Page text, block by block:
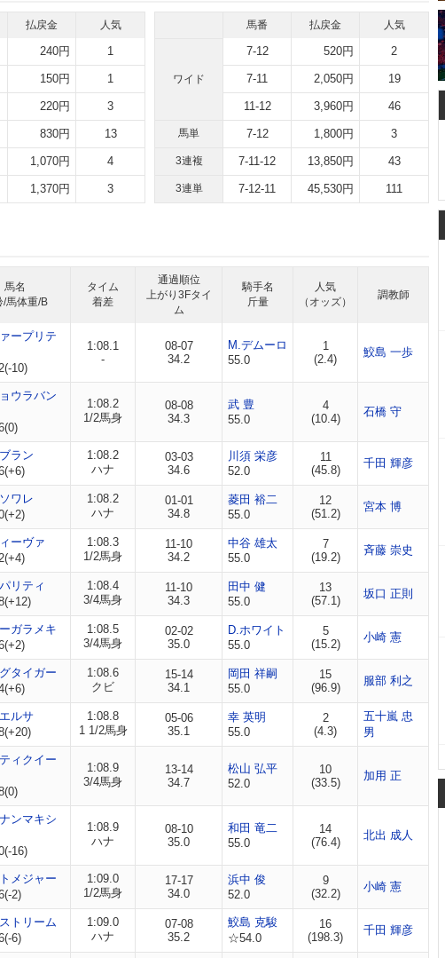
払戻金 人気
240円 1
150円 1
220円 3
830円 13
1,070円 4
1,370円 3
馬番 払戻金 人気
ワイド
7-12 520円 2
7-11 2,050円 19
11-12 3,960円 46
馬単 7-12 1,800円 3
3連複 7-11-12 13,850円 43
3連単 7-12-11 45,530円 111
馬名
/馬体重/B
タイム
着差
通過順位
上がり3Fタイ
ム
騎手名
斤量
人気
（オッズ）
調教師
ープリテ
10)
1:08.1
-
08-07
34.2
M.デムーロ
55.0
1
(2.4)
鮫島 一歩
ウラバン
1:08.2
1/2馬身
08-08
34.3
武 豊
55.0
4
(10.4)
石橋 守
ラン
1:08.2
ハナ
03-03
34.6
川須 栄彦
52.0
11
(45.8)
千田 輝彦
ワレ
1:08.2
ハナ
01-01
34.8
菱田 裕二
55.0
12
(51.2)
宮本 博
ーヴァ
1:08.3
1/2馬身
11-10
34.2
中谷 雄太
55.0
7
(19.2)
斉藤 崇史
リティ
1:08.4
3/4馬身
11-10
34.3
田中 健
55.0
13
(57.1)
坂口 正則
ガラメキ
1:08.5
3/4馬身
02-02
35.0
D.ホワイト
55.0
5
(15.2)
小崎 憲
タイガー
1:08.6
クビ
15-14
34.1
岡田 祥嗣
55.0
15
(96.9)
服部 利之
ルサ
1:08.8
1 1/2馬身
05-06
35.1
幸 英明
55.0
2
(4.3)
五十嵐 忠
男
ィクイー
1:08.9
3/4馬身
13-14
34.7
松山 弘平
52.0
10
(33.5)
加用 正
ンマキシ
16)
1:08.9
ハナ
08-10
35.0
和田 竜二
55.0
14
(76.4)
北出 成人
メジャー
2)
1:09.0
1/2馬身
17-17
34.0
浜中 俊
52.0
9
(32.2)
小崎 憲
トリーム
6)
1:09.0
ハナ
07-08
35.2
鮫島 克駿
☆54.0
16
(198.3)
千田 輝彦